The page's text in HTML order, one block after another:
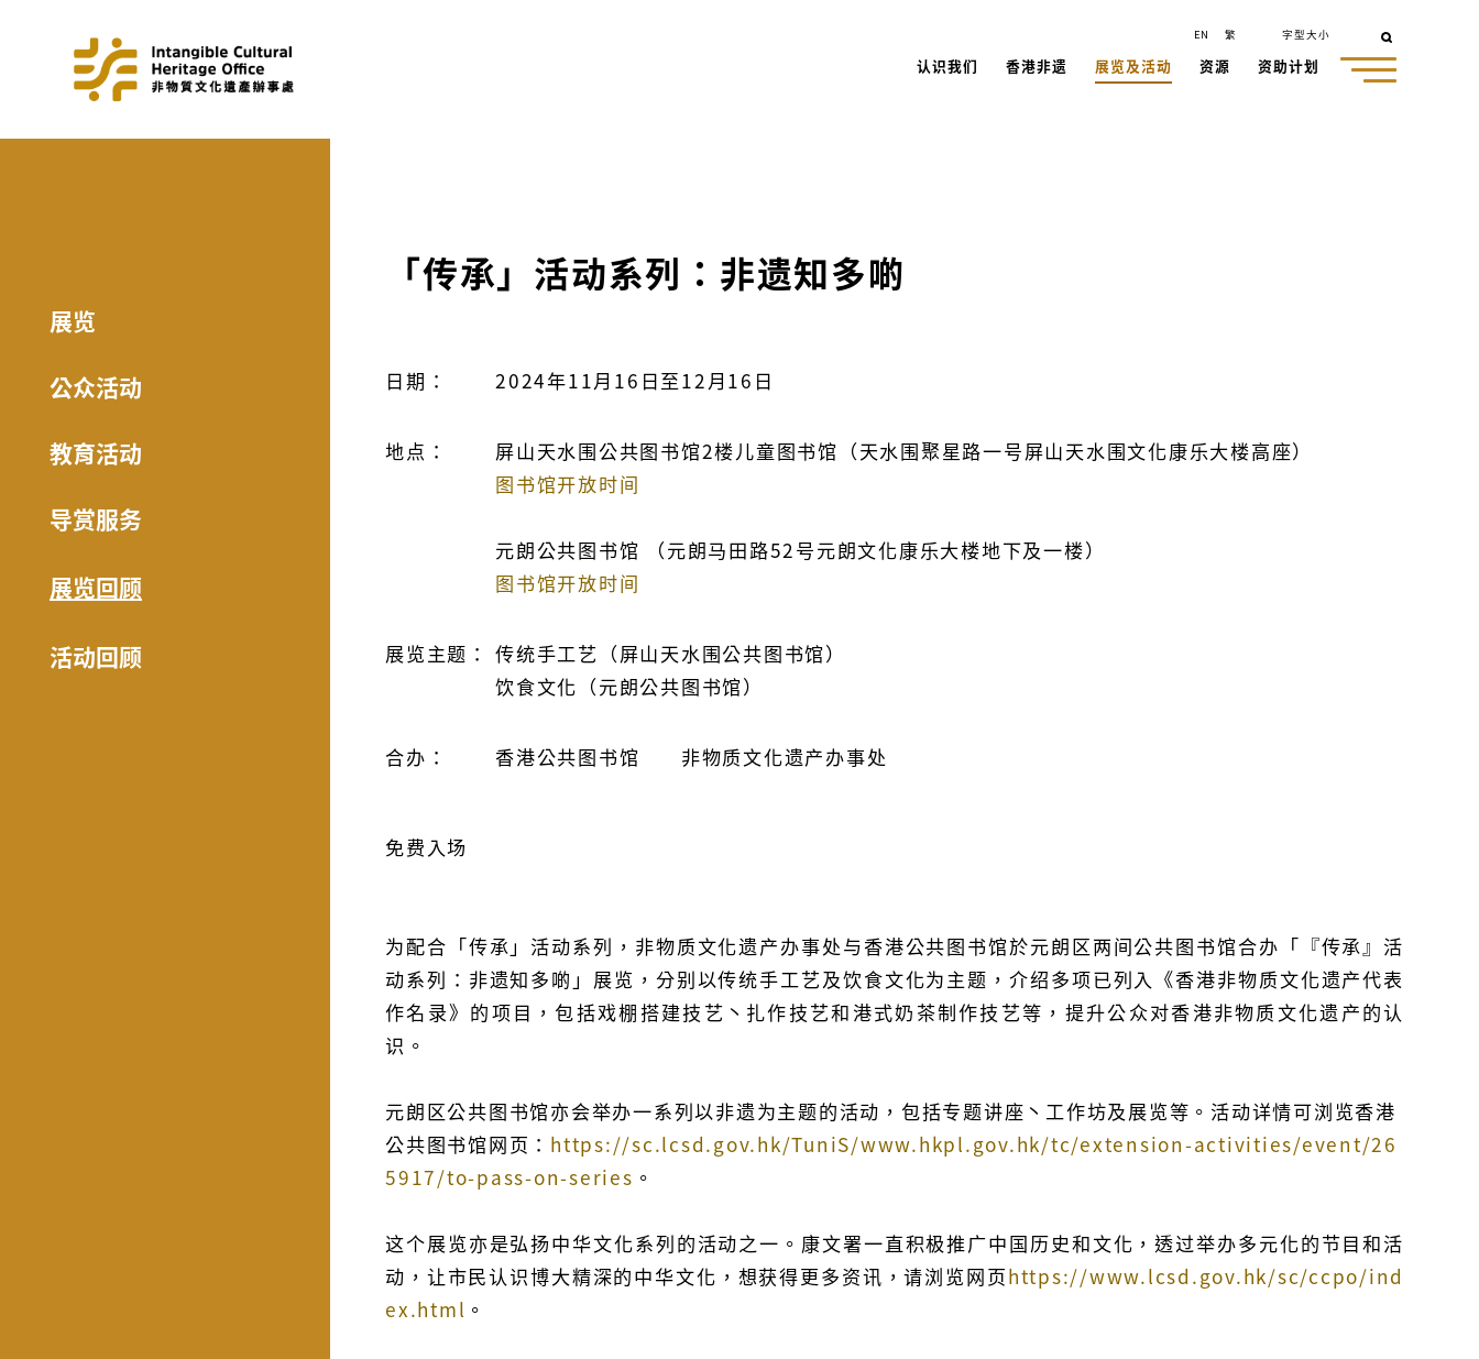
认识我们 香港非遗 展览及活动 资源 资助计划
EN 繁 字型大小
展览
公众活动
教育活动
导赏服务
展览回顾
活动回顾
「传承」活动系列：非遗知多啲
日期： 2024年11月16日至12月16日
地点：
屏山天水围公共图书馆2楼儿童图书馆（天水围聚星路一号屏山天水围文化康乐大楼高座）
图书馆开放时间
元朗公共图书馆 （元朗马田路52号元朗文化康乐大楼地下及一楼）
图书馆开放时间
展览主题： 传统手工艺（屏山天水围公共图书馆）
饮食文化（元朗公共图书馆）
合办： 香港公共图书馆 非物质文化遗产办事处
免费入场
为配合「传承」活动系列，非物质文化遗产办事处与香港公共图书馆於元朗区两间公共图书馆合办「『传承』活
动系列：非遗知多啲」展览，分别以传统手工艺及饮食文化为主题，介绍多项已列入《香港非物质文化遗产代表
作名录》的项目，包括戏棚搭建技艺丶扎作技艺和港式奶茶制作技艺等，提升公众对香港非物质文化遗产的认
识。
元朗区公共图书馆亦会举办一系列以非遗为主题的活动，包括专题讲座丶工作坊及展览等。活动详情可浏览香港
公共图书馆网页： https://sc.lcsd.gov.hk/TuniS/www.hkpl.gov.hk/tc/extension-activities/event/26
5917/to-pass-on-series 。
这个展览亦是弘扬中华文化系列的活动之一。康文署一直积极推广中国历史和文化，透过举办多元化的节目和活
动，让市民认识博大精深的中华文化，想获得更多资讯，请浏览网页https://www.lcsd.gov.hk/sc/ccpo/ind
ex.html 。